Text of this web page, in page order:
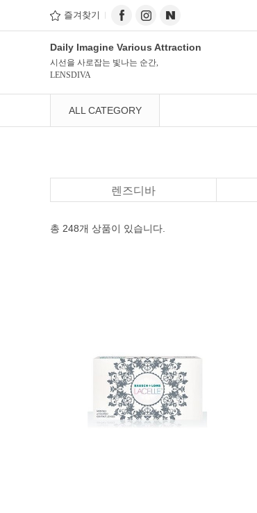
즐겨찾기
Daily Imagine Various Attraction
시선을 사로잡는 빛나는 순간,
LENSDIVA
ALL CATEGORY
렌즈디바
총 248개 상품이 있습니다.